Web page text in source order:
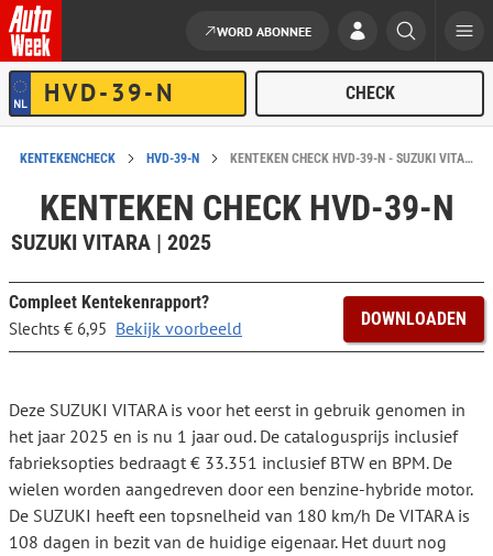
Ga naar de inhoud
WORD ABONNEE
KENTEKENCHECK HVD-39-N KENTEKEN CHECK HVD-39-N - SUZUKI VITARA
KENTEKEN CHECK HVD-39-N
SUZUKI VITARA | 2025
Compleet Kentekenrapport?
Slechts € 6,95 Bekijk voorbeeld DOWNLOADEN
Deze SUZUKI VITARA is voor het eerst in gebruik genomen in
het jaar 2025 en is nu 1 jaar oud. De catalogusprijs inclusief
fabrieksopties bedraagt € 33.351 inclusief BTW en BPM. De
wielen worden aangedreven door een benzine-hybride motor.
De SUZUKI heeft een topsnelheid van 180 km/h De VITARA is
108 dagen in bezit van de huidige eigenaar. Het duurt nog